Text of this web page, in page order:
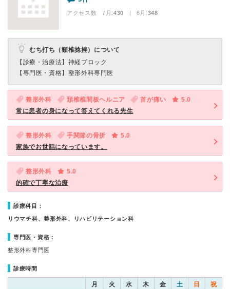
アクセス数 7月:430 | 6月:348
むち打ち（頸椎捻挫）について
【診療・治療法】 神経ブロック
【専門医・資格】 整形外科専門医
整形外科 頚椎椎間板ヘルニア 首が痛い
5.0
常に患者の身になって答えてくれる先生
整形外科 手関節の骨折
5.0
家族でお世話になっています。
整形外科
5.0
的確で丁寧な治療
診療科目：
リウマチ科、整形外科、リハビリテーション科
専門医・資格：
整形外科専門医
診療時間
月 火 水 木 金 土 日 祝